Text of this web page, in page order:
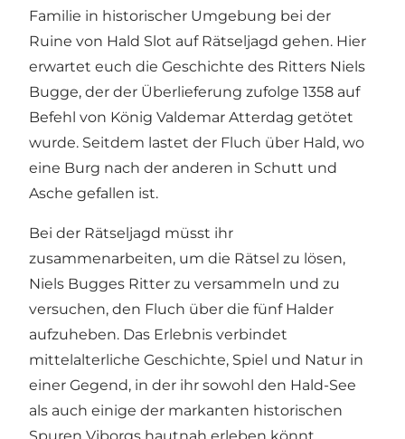
Familie in historischer Umgebung bei der
Ruine von Hald Slot auf Rätseljagd gehen. Hier
erwartet euch die Geschichte des Ritters Niels
Bugge, der der Überlieferung zufolge 1358 auf
Befehl von König Valdemar Atterdag getötet
wurde. Seitdem lastet der Fluch über Hald, wo
eine Burg nach der anderen in Schutt und
Asche gefallen ist.
Bei der Rätseljagd müsst ihr
zusammenarbeiten, um die Rätsel zu lösen,
Niels Bugges Ritter zu versammeln und zu
versuchen, den Fluch über die fünf Halder
aufzuheben. Das Erlebnis verbindet
mittelalterliche Geschichte, Spiel und Natur in
einer Gegend, in der ihr sowohl den Hald-See
als auch einige der markanten historischen
Spuren Viborgs hautnah erleben könnt.